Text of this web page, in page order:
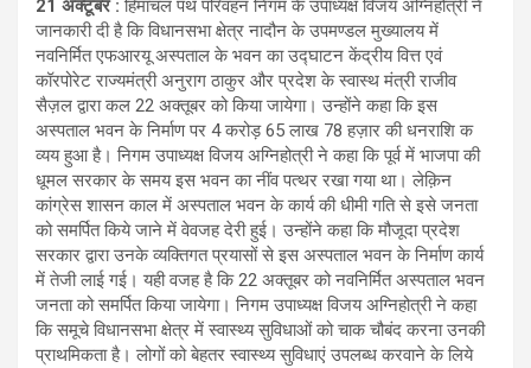
21 अक्टूबर :हिमाचल पथ परिवहन निगम के उपाध्यक्ष विजय अग्निहोत्री ने
जानकारी दी है कि विधानसभा क्षेत्र नादौन के उपमण्डल मुख्यालय में
नवनिर्मित एफआरयू अस्पताल के भवन का उद्घाटन केंद्रीय वित्त एवं
कॉरपोरेट राज्यमंत्री अनुराग ठाकुर और प्रदेश के स्वास्थ मंत्री राजीव
सैज़ल द्वारा कल 22 अक्तूबर को किया जायेगा। उन्होंने कहा कि इस
अस्पताल भवन के निर्माण पर 4 करोड़ 65 लाख 78 हज़ार की धनराशि क
व्यय हुआ है। निगम उपाध्यक्ष विजय अग्निहोत्री ने कहा कि पूर्व में भाजपा की
धूमल सरकार के समय इस भवन का नींव पत्थर रखा गया था। लेक़िन
कांग्रेस शासन काल में अस्पताल भवन के कार्य की धीमी गति से इसे जनता
को समर्पित किये जाने में वेवजह देरी हुई। उन्होंने कहा कि मौजूदा प्रदेश
सरकार द्वारा उनके व्यक्तिगत प्रयासों से इस अस्पताल भवन के निर्माण कार्य
में तेजी लाई गई। यही वजह है कि 22 अक्तूबर को नवनिर्मित अस्पताल भवन
जनता को समर्पित किया जायेगा। निगम उपाध्यक्ष विजय अग्निहोत्री ने कहा
कि समूचे विधानसभा क्षेत्र में स्वास्थ्य सुविधाओं को चाक चौबंद करना उनकी
प्राथमिकता है। लोगों को बेहतर स्वास्थ्य सुविधाएं उपलब्ध करवाने के लिये